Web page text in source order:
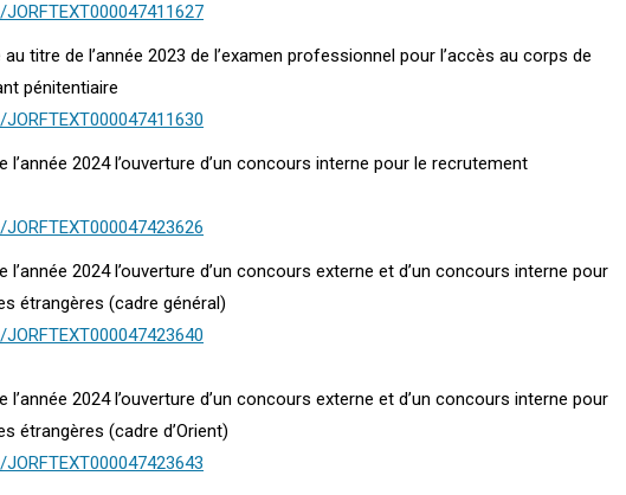
titre de l’année 2023 de l’examen professionnel pour l’accès au corps de
pénitentiaire
2024 l’ouverture d’un concours interne pour le recrutement
2024 l’ouverture d’un concours externe et d’un concours interne pour
étrangères (cadre général)
2024 l’ouverture d’un concours externe et d’un concours interne pour
étrangères (cadre d’Orient)